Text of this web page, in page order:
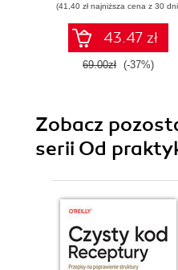
właściwości
otoczenia
(41,40 zł najniższa cena z 30
43.47 zł
69.00zł (-37%)
Zobacz
serii Od